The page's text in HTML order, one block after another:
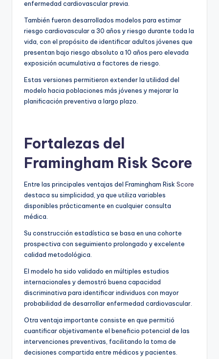
enfermedad cardiovascular previa.
También fueron desarrollados modelos para estimar
riesgo cardiovascular a 30 años y riesgo durante toda la
vida, con el propósito de identificar adultos jóvenes que
presentan bajo riesgo absoluto a 10 años pero elevada
exposición acumulativa a factores de riesgo.
Estas versiones permitieron extender la utilidad del
modelo hacia poblaciones más jóvenes y mejorar la
planificación preventiva a largo plazo.
Fortalezas del
Framingham Risk Score
Entre las principales ventajas del Framingham Risk Score
destaca su simplicidad, ya que utiliza variables
disponibles prácticamente en cualquier consulta
médica.
Su construcción estadística se basa en una cohorte
prospectiva con seguimiento prolongado y excelente
calidad metodológica.
El modelo ha sido validado en múltiples estudios
internacionales y demostró buena capacidad
discriminativa para identificar individuos con mayor
probabilidad de desarrollar enfermedad cardiovascular.
Otra ventaja importante consiste en que permitió
cuantificar objetivamente el beneficio potencial de las
intervenciones preventivas, facilitando la toma de
decisiones compartida entre médicos y pacientes.